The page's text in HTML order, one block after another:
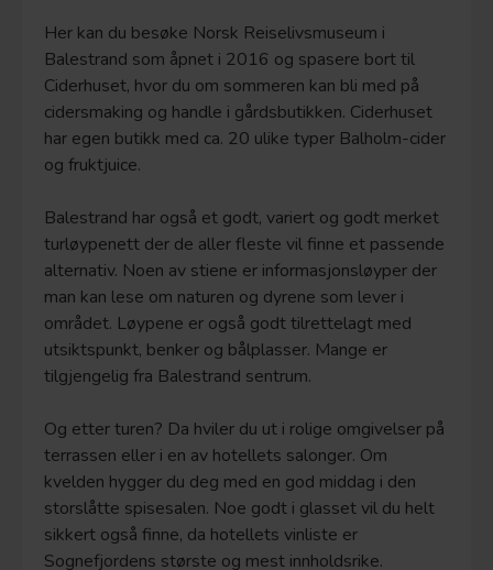
Her kan du besøke Norsk Reiselivsmuseum i
Balestrand som åpnet i 2016 og spasere bort til
Ciderhuset, hvor du om sommeren kan bli med på
cidersmaking og handle i gårdsbutikken. Ciderhuset
har egen butikk med ca. 20 ulike typer Balholm-cider
og fruktjuice.
Balestrand har også et godt, variert og godt merket
turløypenett der de aller fleste vil finne et passende
alternativ. Noen av stiene er informasjonsløyper der
man kan lese om naturen og dyrene som lever i
området. Løypene er også godt tilrettelagt med
utsiktspunkt, benker og bålplasser. Mange er
tilgjengelig fra Balestrand sentrum.
Og etter turen? Da hviler du ut i rolige omgivelser på
terrassen eller i en av hotellets salonger. Om
kvelden hygger du deg med en god middag i den
storslåtte spisesalen. Noe godt i glasset vil du helt
sikkert også finne, da hotellets vinliste er
Sognefjordens største og mest innholdsrike.